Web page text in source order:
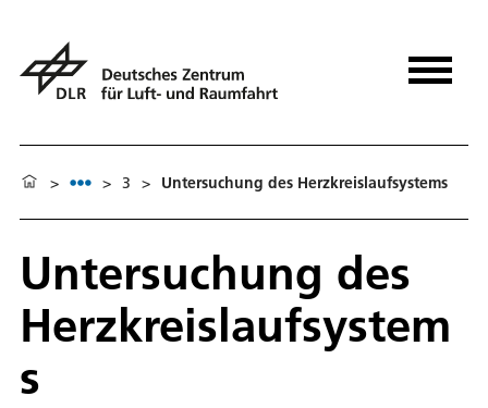
> > 3 > Untersuchung des Herzkreislaufsystems
Untersuchung des
Herzkreislaufsystem
s